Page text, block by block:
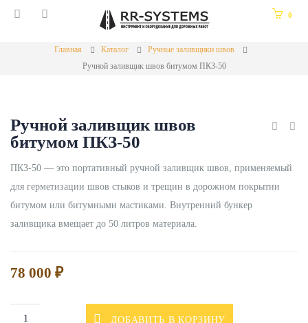
0
Главная Каталог
Ручные заливщики швов
Ручной заливщик швов битумом ПКЗ-50
Ручной заливщик швов
битумом ПКЗ-50
ПКЗ-50 — это портативный ручной заливщик швов, применяемый
для герметизации швов стыков и трещин в дорожном покрытии
битумом или битумными мастиками. Внутренний бункер
заливщика вмещает до 50 литров материала.
78 000 ₽
ДОБАВИТЬ В КОРЗИНУ